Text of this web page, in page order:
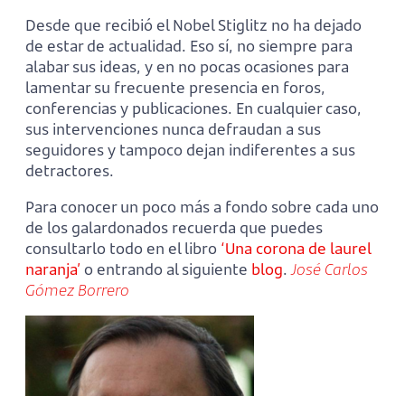
Desde que recibió el Nobel Stiglitz no ha dejado
de estar de actualidad. Eso sí, no siempre para
alabar sus ideas, y en no pocas ocasiones para
lamentar su frecuente presencia en foros,
conferencias y publicaciones. En cualquier caso,
sus intervenciones nunca defraudan a sus
seguidores y tampoco dejan indiferentes a sus
detractores.
Para conocer un poco más a fondo sobre cada uno
de los galardonados recuerda que puedes
consultarlo todo en el libro ‘Una corona de laurel
naranja’ o entrando al siguiente blog.José Carlos
Gómez Borrero